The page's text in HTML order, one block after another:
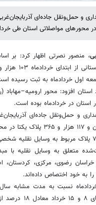
، منصور نصرتی اظهار کرد: بر
اول خردادماه به ثبت رسیده
و حمل‌ونقل جاده‌ای
پلاک‌خوان گفت: از ابتدای
پلاک‌های رؤیت‌شده متعلق به وسایل
خراسان رضوی، مرکزی،
به خود اختصاص داده‌اند.
نسبت به مدت مشابه
بیشترین حضور